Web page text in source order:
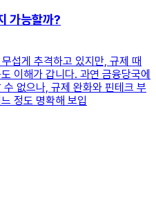
가능할까?
섭게 추격하고 있지만, 규제 때
이해가 갑니다. 과연 금융당국에
없으나, 규제 완화와 핀테크 부
정도 명확해 보입